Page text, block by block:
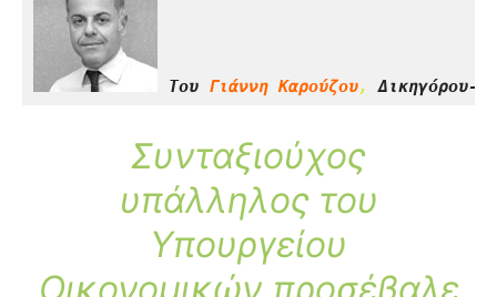
Του Γιάννη Καρούζου,
Συνταξιούχος
υπάλληλος του
Υπουργείου